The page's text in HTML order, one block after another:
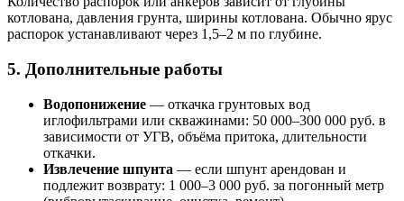
котлована, давления грунта, ширины котлована. Обычно ярус
распорок устанавливают через 1,5–2 м по глубине.
5. Дополнительные работы
Водопонижение — откачка грунтовых вод
иглофильтрами или скважинами: 50 000–300 000 руб. в
зависимости от УГВ, объёма притока, длительности
откачки.
Извлечение шпунта — если шпунт арендован и
подлежит возврату: 1 000–3 000 руб. за погонный метр